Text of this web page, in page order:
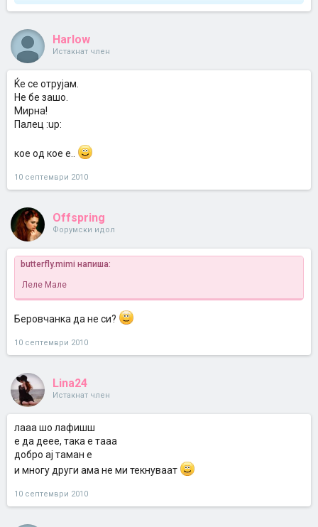
Harlow
Истакнат член
Ќе се отрујам.
Не бе зашо.
Мирна!
Палец :up:
кое од кое е..
10 септември 2010
Offspring
Форумски идол
butterfly.mimi напиша:
Леле Мале
Беровчанка да не си?
10 септември 2010
Lina24
Истакнат член
лааа шо лафишш
е да деее, така е тааа
добро ај таман е
и многу други ама не ми текнуваат
10 септември 2010